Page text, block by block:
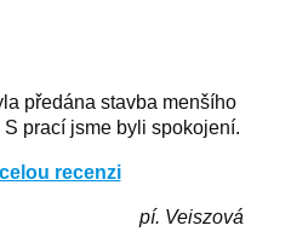
předána stavba menšího
prací jsme byli spokojení.
recenzi
pí. Veiszová